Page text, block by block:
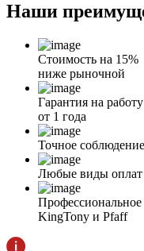
Наши
Стоимость на 15%
ниже рыночной
Гарантия на работу
от 1 года
Точное
Любые виды оплат
KingTony и Pfaff